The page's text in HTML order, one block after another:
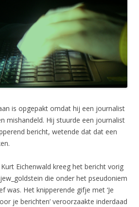
is opgepakt omdat hij een journalist
mishandeld. Hij stuurde een journalist
bericht, wetende dat dat een
Eichenwald kreeg het bericht vorig
die onder het pseudoniem
was. Het knipperende gifje met ‘Je
je berichten’ veroorzaakte inderdaad